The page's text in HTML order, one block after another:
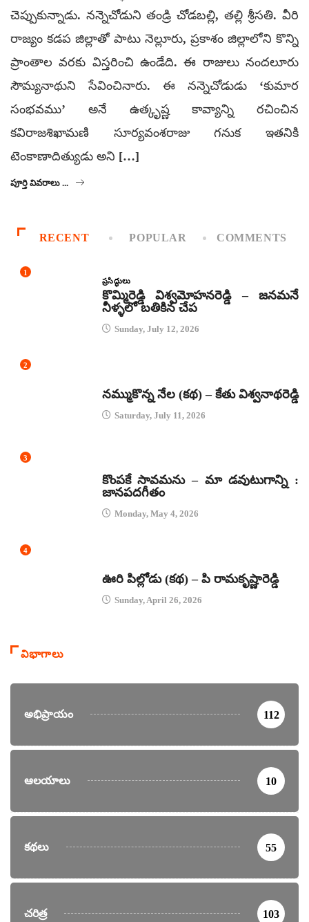
చెప్పుకున్నాడు. నన్నెచోడుని తండ్రి చోడబల్లి, తల్లి శ్రీసతి. వీరి
రాజ్యం కడప జిల్లాతో పాటు నెల్లూరు, ప్రకాశం జిల్లాలోని కొన్ని
ప్రాంతాల వరకు విస్తరించి ఉండేది. ఈ రాజులు నందలూరు
సౌమ్యనాథుని సేవించినారు. ఈ నన్నెచోడుడు ‘కుమార
సంభవము’ అనే ఉత్కృష్ణ కావ్యాన్ని రచించిన
కవిరాజశిఖామణి సూర్యవంశరాజు గనుక ఇతనికి
టెంకాణాదిత్యుడు అని […]
పూర్తి వివరాలు ...
RECENT POPULAR COMMENTS
1
ప్రసిద్ధులు
కొమ్మిరెడ్డి విశ్వమోహనరెడ్డి – జనమనే
నీళ్ళలో బతికిన చేప
Sunday, July 12, 2026
2
నమ్ముకొన్న నేల (కథ) – కేతు విశ్వనాథరెడ్డి
Saturday, July 11, 2026
3
కొంపకే సావమను – మా డవుటుగాన్ని :
జానపదగీతం
Monday, May 4, 2026
4
ఊరి పిల్లోడు (కథ) – పి రామకృష్ణారెడ్డి
Sunday, April 26, 2026
విభాగాలు
అభిప్రాయం 112
ఆలయాలు 10
కథలు 55
చరిత్ర 103